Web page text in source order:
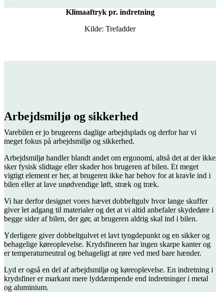
Klimaaftryk pr. indretning
Kilde: Trefadder
Arbejdsmiljø og sikkerhed
Varebilen er jo brugerens daglige arbejdsplads og derfor har vi
meget fokus på arbejdsmiljø og sikkerhed.
Arbejdsmiljø handler blandt andet om ergonomi, altså det at der ikke
sker fysisk slidtage eller skader hos brugeren af bilen. Et meget
vigtigt element er her, at brugeren ikke har behov for at kravle ind i
bilen eller at lave unødvendige løft, stræk og træk.
Vi har derfor designet vores hævet dobbeltgulv hvor lange skuffer
giver let adgang til materialer og det at vi altid anbefaler skydedøre i
begge sider af bilen, der gør, at brugeren aldrig skal ind i bilen.
Yderligere giver dobbeltgulvet et lavt tyngdepunkt og en sikker og
behagelige køreoplevelse. Krydsfineren har ingen skarpe kanter og
er temperaturneutral og behageligt at røre ved med bare hænder.
Lyd er også en del af arbejdsmiljø og køreoplevelse. En indretning i
krydsfiner er markant mere lyddæmpende end indretninger i metal
og aluminium.